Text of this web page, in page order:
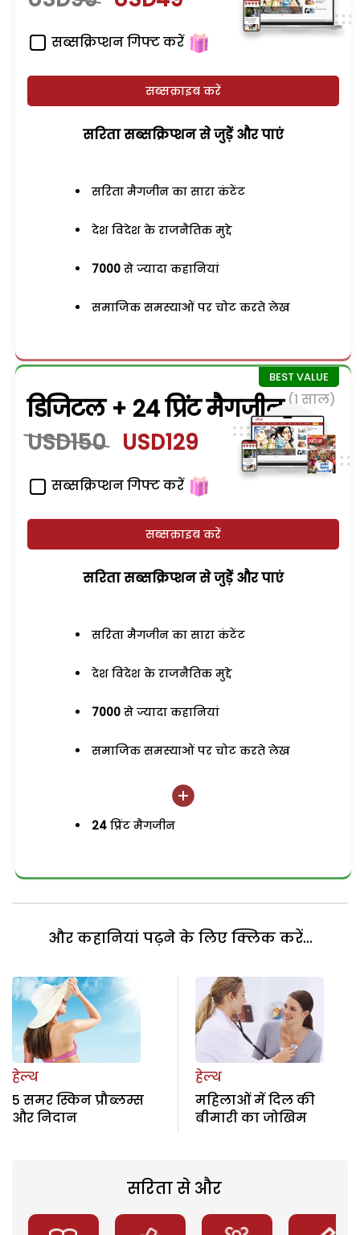
सब्सक्रिप्शन गिफ्ट करें
सब्सक्राइब करें
सरिता सब्सक्रिप्शन से जुड़ेें और पाएं
सरिता मैगजीन का सारा कंटेंट
देश विदेश के राजनैतिक मुद्दे
7000 से ज्यादा कहानियां
समाजिक समस्याओं पर चोट करते लेख
डिजिटल + 24 प्रिंट मैगजीन (1 साल)
USD150 USD129
सब्सक्रिप्शन गिफ्ट करें
सब्सक्राइब करें
सरिता सब्सक्रिप्शन से जुड़ेें और पाएं
सरिता मैगजीन का सारा कंटेंट
देश विदेश के राजनैतिक मुद्दे
7000 से ज्यादा कहानियां
समाजिक समस्याओं पर चोट करते लेख
24 प्रिंट मैगजीन
और कहानियां पढ़ने के लिए क्लिक करें...
हेल्थ
5 समर स्किन प्रौब्लम्स
और निदान
हेल्थ
महिलाओं में दिल की
बीमारी का जोखिम
सरिता से और